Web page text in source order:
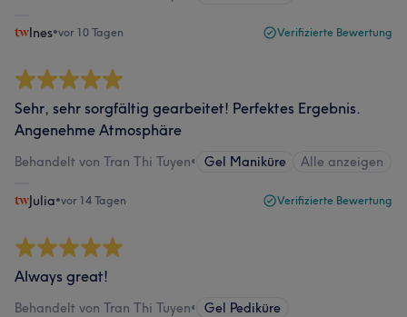
Ines•vor 10 Tagen Verifizierte Bewertung
Sehr, sehr sorgfältig gearbeitet! Perfektes Ergebnis.
Angenehme Atmosphäre
Behandelt von Tran Thi Tuyen• Gel Maniküre Alle anzeigen
Julia•vor 14 Tagen Verifizierte Bewertung
Always great!
Behandelt von Tran Thi Tuyen• Gel Pediküre